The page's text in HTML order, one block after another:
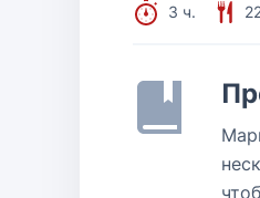
3 ч.